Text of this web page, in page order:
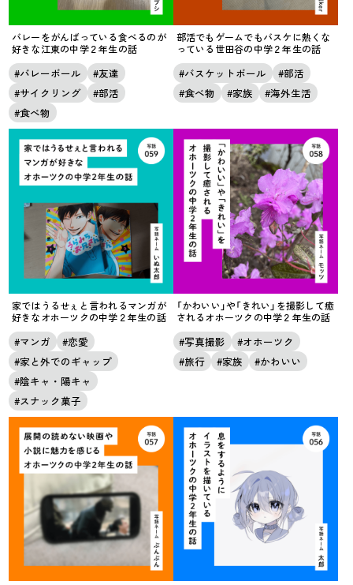
バレーをがんばっている食べるのが
好きな江東の中学２年生の話
バレーボール
友達
サイクリング
部活
食べ物
部活でもゲームでもバスケに熱くな
っている世田谷の中学２年生の話
バスケットボール
部活
食べ物
家族 海外生活
家ではうるせぇと言われるマンガが
好きなオホーツクの中学２年生の話
マンガ
恋愛
家と外でのギャップ
陰キャ・陽キャ
スナック菓子
「かわいい」や「きれい」を撮影して癒
されるオホーツクの中学２年生の話
写真撮影
オホーツク
旅行
家族 かわいい